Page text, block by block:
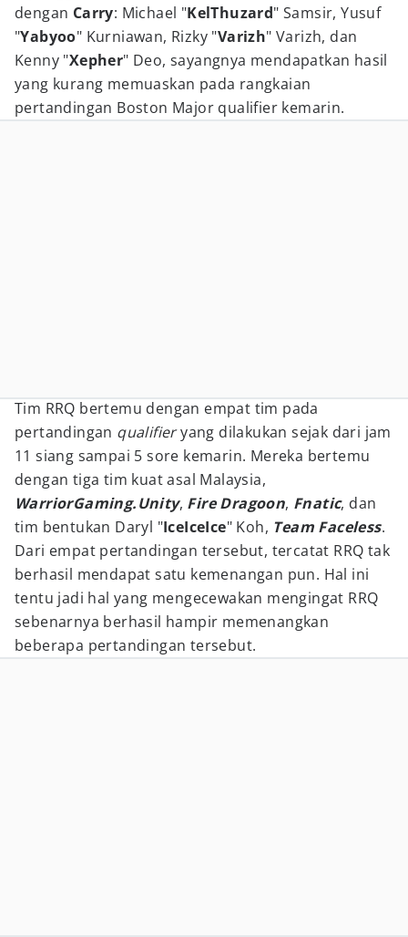
dengan Carry: Michael "KelThuzard" Samsir, Yusuf
"Yabyoo" Kurniawan, Rizky "Varizh" Varizh, dan
Kenny "Xepher" Deo, sayangnya mendapatkan hasil
yang kurang memuaskan pada rangkaian
pertandingan Boston Major qualifier kemarin.
Tim RRQ bertemu dengan empat tim pada
pertandingan qualifieryang dilakukan sejak dari jam
11 siang sampai 5 sore kemarin. Mereka bertemu
dengan tiga tim kuat asal Malaysia,
WarriorGaming.Unity, Fire Dragoon, Fnatic, dan
tim bentukan Daryl "IceIceIce" Koh, Team Faceless.
Dari empat pertandingan tersebut, tercatat RRQ tak
berhasil mendapat satu kemenangan pun. Hal ini
tentu jadi hal yang mengecewakan mengingat RRQ
sebenarnya berhasil hampir memenangkan
beberapa pertandingan tersebut.